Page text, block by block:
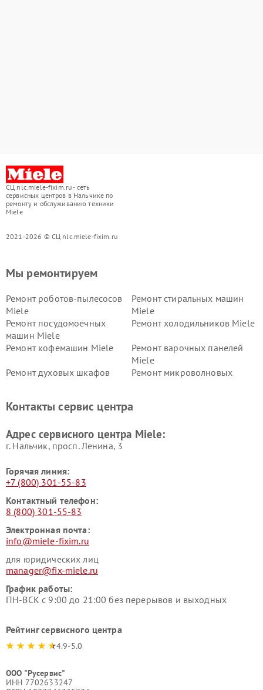
СЦ nlc.miele-fixim.ru - сеть
сервисных центров в Нальчике по
ремонту и обслуживанию техники
Miele
2021-2026 © СЦ nlc.miele-fixim.ru
Мы ремонтируем
Ремонт роботов-пылесосов
Miele
Ремонт стиральных машин
Miele
Ремонт посудомоечных
машин Miele
Ремонт холодильников Miele
Ремонт кофемашин Miele
Ремонт варочных панелей
Miele
Ремонт духовых шкафов
Ремонт микроволновых
Miele
Miele
пылесосов Miele
Контакты сервис центра
Адрес сервисного центра Miele:
г. Нальчик, просп. Ленина, 3
Горячая линия:
+7 (800) 301-55-83
Контактный телефон:
8 (800) 301-55-83
Электронная почта:
info@miele-fixim.ru
для юридических лиц
manager@fix-miele.ru
График работы:
ПН-ВСК с 9:00 до 21:00 без перерывов и выходных
Рейтинг сервисного центра
4.9-5.0
ООО "Русервис"
ИНН 7702633247